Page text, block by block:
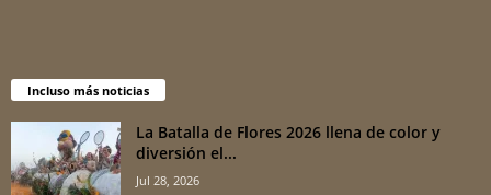
Incluso más noticias
La Batalla de Flores 2026 llena de color y
diversión el...
Jul 28, 2026